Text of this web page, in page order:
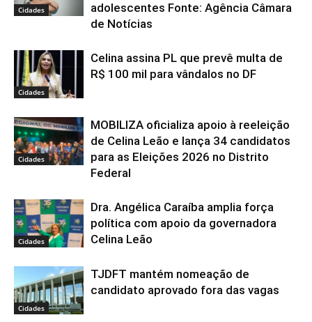
Cidades
adolescentes Fonte: Agência Câmara
de Notícias
Cidades
Celina assina PL que prevê multa de
R$ 100 mil para vândalos no DF
Cidades
MOBILIZA oficializa apoio à reeleição
de Celina Leão e lança 34 candidatos
para as Eleições 2026 no Distrito
Federal
Cidades
Dra. Angélica Caraíba amplia força
política com apoio da governadora
Celina Leão
Cidades
TJDFT mantém nomeação de
candidato aprovado fora das vagas